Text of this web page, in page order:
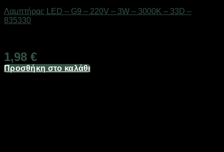
Λαμπτήρας LED – G9 – 220V – 3W – 3000K – 33D –
835330
1,98 €
Προσθήκη στο καλάθι